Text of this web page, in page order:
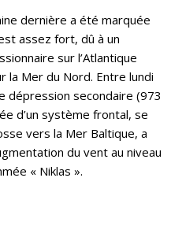
dernière a été marquée
assez fort, dû à un
sur l’Atlantique
la Mer du Nord. Entre lundi
dépression secondaire (973
d’un système frontal, se
vers la Mer Baltique, a
du vent au niveau
« Niklas ».